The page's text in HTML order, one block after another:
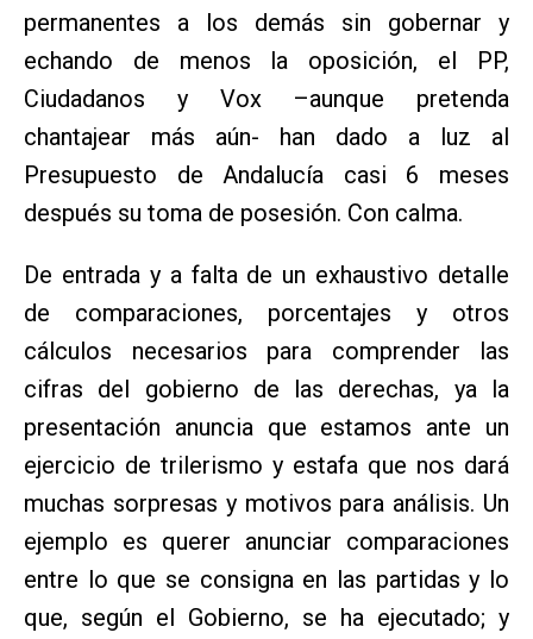
permanentes a los demás sin gobernar y
echando de menos la oposición, el PP,
Ciudadanos y Vox –aunque pretenda
chantajear más aún- han dado a luz al
Presupuesto de Andalucía casi 6 meses
después su toma de posesión. Con calma.
De entrada y a falta de un exhaustivo detalle
de comparaciones, porcentajes y otros
cálculos necesarios para comprender las
cifras del gobierno de las derechas, ya la
presentación anuncia que estamos ante un
ejercicio de trilerismo y estafa que nos dará
muchas sorpresas y motivos para análisis. Un
ejemplo es querer anunciar comparaciones
entre lo que se consigna en las partidas y lo
que, según el Gobierno, se ha ejecutado; y